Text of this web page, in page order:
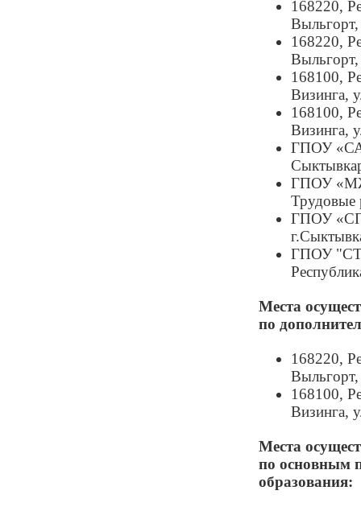
168220,
168220,
168100,
Визинга,
168100,
Визинга,
ГПОУ
ГПОУ
Трудовые
ГПОУ
ГПОУ
Места
по
168220,
168100,
Визинга,
Места
по основным
образования: